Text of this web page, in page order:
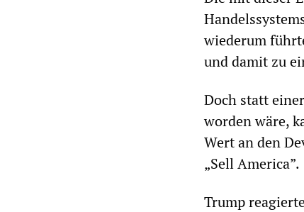
wiederum
und damit zu
Doch statt
worden wäre,
Wert an den
„Sell America”.
Trump